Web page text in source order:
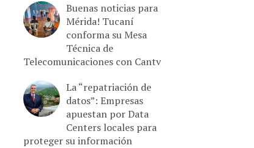
Buenas noticias para
Mérida! Tucaní
conforma su Mesa
Técnica de
Telecomunicaciones con Cantv
La “repatriación de
datos”: Empresas
apuestan por Data
Centers locales para
proteger su información